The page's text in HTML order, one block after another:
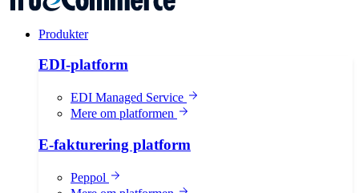
Produkter
EDI-platform
EDI Managed Service
Mere om platformen
E-fakturering platform
Peppol